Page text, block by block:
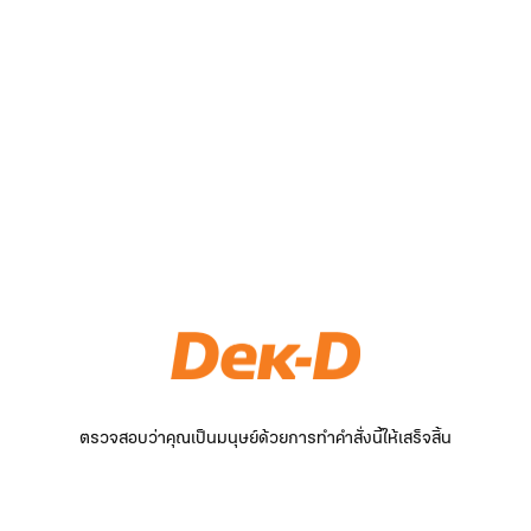
ตรวจสอบว่าคุณเป็นมนุษย์ด้วยการทำคำสั่งนี้ให้เสร็จสิ้น